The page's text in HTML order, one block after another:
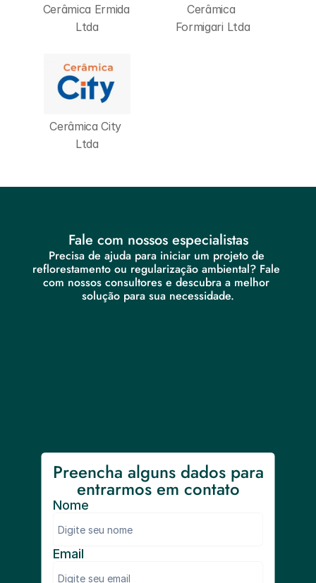
Cerâmica Ermida
Ltda
Cerâmica
Formigari Ltda
Cerâmica City
Ltda
Fale com nossos especialistas
Precisa de ajuda para iniciar um projeto de
reflorestamento ou regularização ambiental? Fale
com nossos consultores e descubra a melhor
solução para sua necessidade.
Preencha alguns dados para
entrarmos em contato
Email
Nome